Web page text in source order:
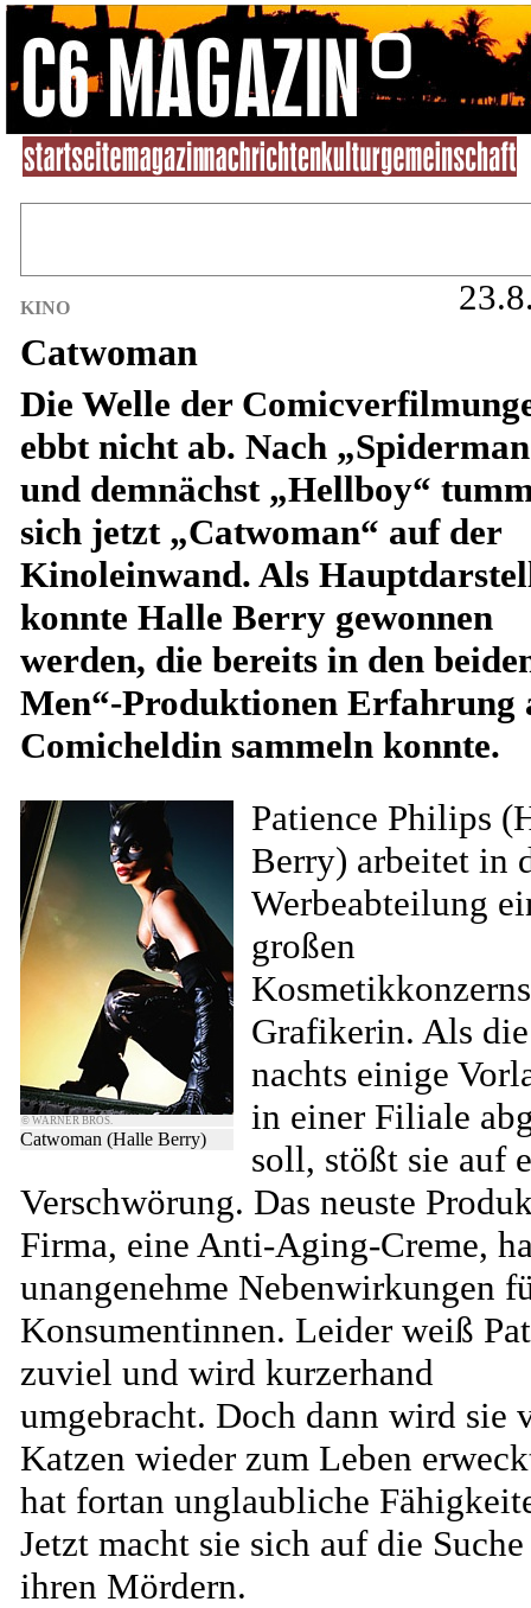
KINO
Catwoman
Die Welle der
ebbt nicht ab. Nach
und demnächst „Hellboy“
sich jetzt „Catwoman“ auf der
Kinoleinwand. Als
konnte Halle Berry gewonnen
werden, die bereits in den
Men“-Produktionen Erfahrung
Comicheldin sammeln konnte.
© WARNER BROS.
Catwoman (Halle Berry)
Patience Philips
Berry) arbeitet in
Werbeabteilung
großen
Grafikerin. Als
nachts einige
in einer Filiale
soll, stößt sie auf
Verschwörung. Das neuste
Firma, eine Anti-Aging-Creme,
unangenehme Nebenwirkungen
Konsumentinnen. Leider weiß
zuviel und wird kurzerhand
umgebracht. Doch dann wird sie
Katzen wieder zum Leben
hat fortan unglaubliche
Jetzt macht sie sich auf die
ihren Mördern.